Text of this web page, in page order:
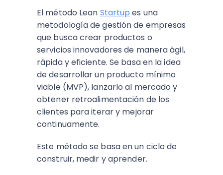
El método Lean Startup es una
metodología de gestión de empresas
que busca crear productos o
servicios innovadores de manera ágil,
rápida y eficiente. Se basa en la idea
de desarrollar un producto mínimo
viable (MVP), lanzarlo al mercado y
obtener retroalimentación de los
clientes para iterar y mejorar
continuamente.
Este método se basa en un ciclo de
construir, medir y aprender.